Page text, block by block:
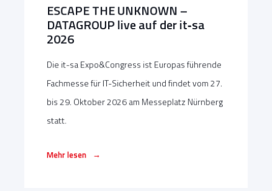
ESCAPE THE UNKNOWN –
DATAGROUP live auf der it‑sa
2026
Die it-sa Expo&Congress ist Europas führende
Fachmesse für IT-Sicherheit und findet vom 27.
bis 29. Oktober 2026 am Messeplatz Nürnberg
statt.
Mehr lesen →